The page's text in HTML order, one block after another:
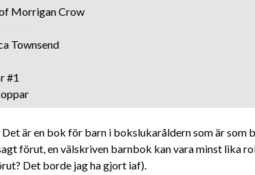
Morrigan Crow
Townsend
#1
är en bok för barn i bokslukaråldern som är som
förut, en välskriven barnbok kan vara minst lika
Det borde jag ha gjort iaf).